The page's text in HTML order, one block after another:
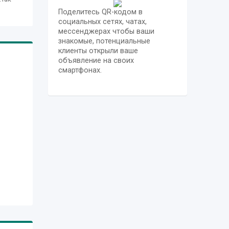
Поделитесь QR-кодом в
социальных сетях, чатах,
мессенджерах чтобы ваши
знакомые, потенциальные
клиенты открыли ваше
объявление на своих
смартфонах.